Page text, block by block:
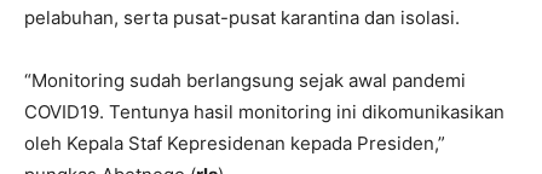
pelabuhan, serta pusat-pusat karantina dan isolasi.
“Monitoring sudah berlangsung sejak awal pandemi
COVID19. Tentunya hasil monitoring ini dikomunikasikan
oleh Kepala Staf Kepresidenan kepada Presiden,”